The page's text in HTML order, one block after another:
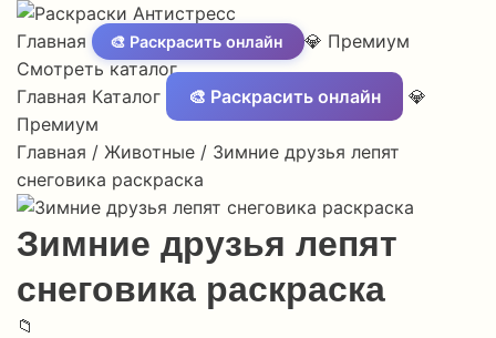
Главная 🎨 Раскрасить онлайн
💎 Премиум
Смотреть каталог
Главная Каталог 🎨 Раскрасить онлайн
💎
Премиум
Главная / Животные / Зимние друзья лепят
снеговика раскраска
Зимние друзья лепят
снеговика раскраска
📁